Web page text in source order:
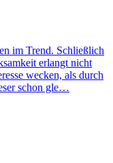
im Trend. Schließlich
erlangt nicht
wecken, als durch
schon gle…